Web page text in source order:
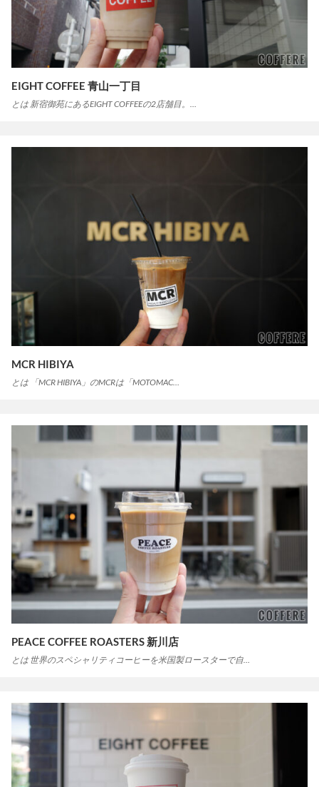
EIGHT COFFEE 青山一丁目
とは 新宿御苑にあるEIGHT COFFEEの2店舗目。…
MCR HIBIYA
とは 「MCR HIBIYA」のMCRは「MOTOMAC…
PEACE COFFEE ROASTERS 新川店
とは 世界のスペシャリティコーヒーを米国製ロースターで自…